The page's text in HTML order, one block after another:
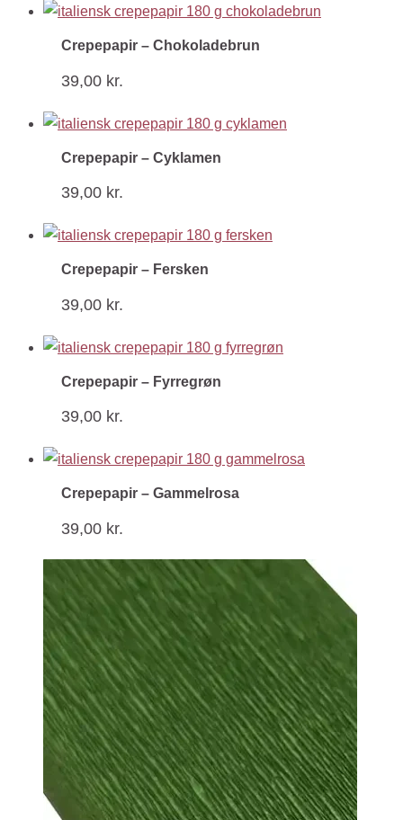
Crepepapir – Chokoladebrun
39,00 kr.
Crepepapir – Cyklamen
39,00 kr.
Crepepapir – Fersken
39,00 kr.
Crepepapir – Fyrregrøn
39,00 kr.
Crepepapir – Gammelrosa
39,00 kr.